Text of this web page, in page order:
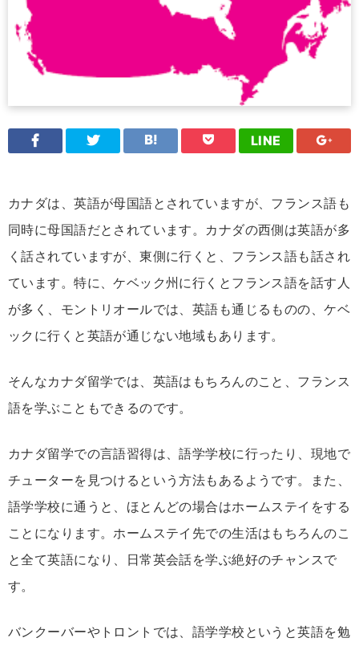
LINE
カナダは、英語が母国語とされていますが、フランス語も
同時に母国語だとされています。カナダの西側は英語が多
く話されていますが、東側に行くと、フランス語も話され
ています。特に、ケベック州に行くとフランス語を話す人
が多く、モントリオールでは、英語も通じるものの、ケベ
ックに行くと英語が通じない地域もあります。
そんなカナダ留学では、英語はもちろんのこと、フランス
語を学ぶこともできるのです。
カナダ留学での言語習得は、語学学校に行ったり、現地で
チューターを見つけるという方法もあるようです。また、
語学学校に通うと、ほとんどの場合はホームステイをする
ことになります。ホームステイ先での生活はもちろんのこ
と全て英語になり、日常英会話を学ぶ絶好のチャンスで
す。
バンクーバーやトロントでは、語学学校というと英語を勉